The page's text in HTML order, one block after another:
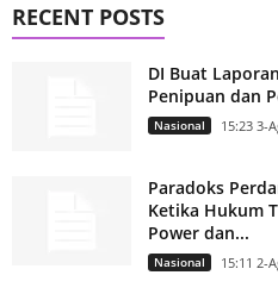
RECENT POSTS
DI Buat
Penipuan dan
Nasional 15:23 3-
Paradoks
Ketika Hukum
Power dan...
Nasional 15:11 2-